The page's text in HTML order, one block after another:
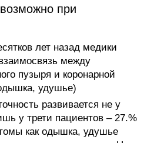
при
лет назад медики
между
пузыря и коронарной
удушье)
развивается не у
у трети пациентов – 27.%
как одышка, удушье